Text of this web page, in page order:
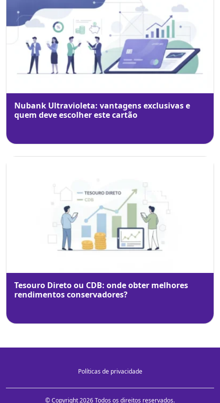
Nubank Ultravioleta: vantagens exclusivas e
quem deve escolher este cartão
Tesouro Direto ou CDB: onde obter melhores
rendimentos conservadores?
Políticas de privacidade
© Copyright 2026 Todos os direitos reservados.